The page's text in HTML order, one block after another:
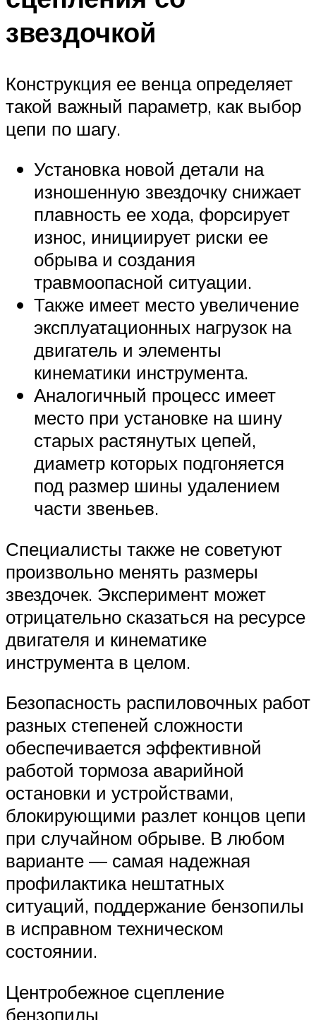
звездочкой
Конструкция ее венца определяет
такой важный параметр, как выбор
цепи по шагу.
Установка новой детали на
изношенную звездочку снижает
плавность ее хода, форсирует
износ, инициирует риски ее
обрыва и создания
травмоопасной ситуации.
Также имеет место увеличение
эксплуатационных нагрузок на
двигатель и элементы
кинематики инструмента.
Аналогичный процесс имеет
место при установке на шину
старых растянутых цепей,
диаметр которых подгоняется
под размер шины удалением
части звеньев.
Специалисты также не советуют
произвольно менять размеры
звездочек. Эксперимент может
отрицательно сказаться на ресурсе
двигателя и кинематике
инструмента в целом.
Безопасность распиловочных работ
разных степеней сложности
обеспечивается эффективной
работой тормоза аварийной
остановки и устройствами,
блокирующими разлет концов цепи
при случайном обрыве. В любом
варианте — самая надежная
профилактика нештатных
ситуаций, поддержание бензопилы
в исправном техническом
состоянии.
Центробежное сцепление
бензопилы